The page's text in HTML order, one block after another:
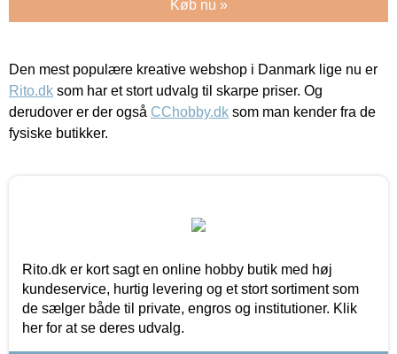
Køb nu »
Den mest populære kreative webshop i Danmark lige nu er
Rito.dk som har et stort udvalg til skarpe priser. Og
derudover er der også CChobby.dk som man kender fra de
fysiske butikker.
Rito.dk er kort sagt en online hobby butik med høj
kundeservice, hurtig levering og et stort sortiment som
de sælger både til private, engros og institutioner. Klik
her for at se deres udvalg.